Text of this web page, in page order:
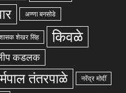
अण्णा बनसोडे
शेखर सिंह किवळे
कडलक
तंतरपाळे नरेंद्र मोदीं